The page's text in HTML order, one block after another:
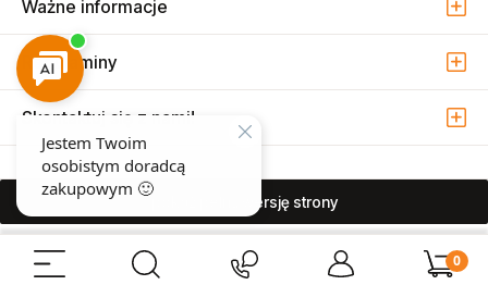
Ważne informacje
Regulaminy
pokaż pełną wersję strony
Sprzedaż i serwis narzędzi pneumatycznych w Warszawie ul. Związkowa